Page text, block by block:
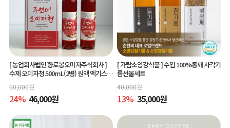
[ 농업회사법인 향로봉오미자주식회사 ]
수제 오미자청 500mL(2병) 원액 엑기스l
[주연네 오미자]
60,000원
24% 46,000원
[ 가람소양강식품 ]수입 100%통깨 사각기
름선물세트
40,000원
13% 35,000원